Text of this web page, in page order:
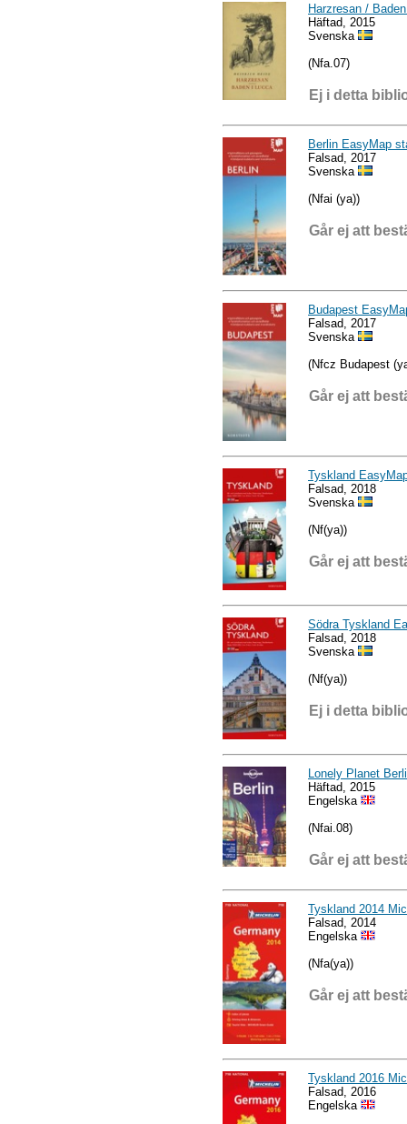
Harzresan /
Häftad, 2015
Svenska
(Nfa.07)
Ej i detta
Berlin EasyMap
Falsad, 2017
Svenska
(Nfai (ya))
Går ej att
Budapest
Falsad, 2017
Svenska
(Nfcz Budapest
Går ej att
Tyskland
Falsad, 2018
Svenska
(Nf(ya))
Går ej att
Södra Tyskland
Falsad, 2018
Svenska
(Nf(ya))
Ej i detta
Lonely Planet
Häftad, 2015
Engelska
(Nfai.08)
Går ej att
Tyskland 2014
Falsad, 2014
Engelska
(Nfa(ya))
Går ej att
Tyskland 2016
Falsad, 2016
Engelska